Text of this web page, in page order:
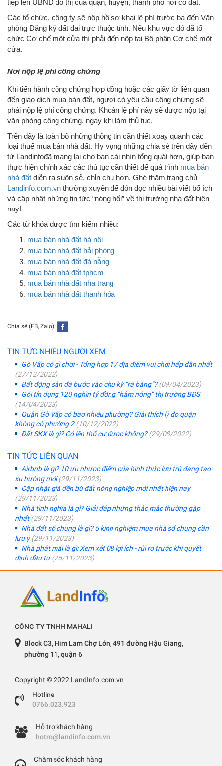
tiếp lên UBND đô thị của quận, huyện, thành phố nơi có đất.
Các tổ chức, công ty sẽ nộp hồ sơ khai lệ phí trước bạ đến Văn
phòng Đăng ký đất đai trực thuộc tỉnh. Nếu khu vực đó đã tổ
chức Cơ chế một cửa thì phải đến nộp tại Bộ phận Cơ chế một
cửa.
Nơi nộp lệ phí công chứng
Khi tiến hành công chứng hợp đồng hoặc các giấy tờ liên quan
đến giao dịch mua bán đất, người có yêu cầu công chứng sẽ
phải nộp lệ phí công chứng. Khoản lệ phí này sẽ được nộp tại
văn phòng công chứng, ngay khi làm thủ tục.
Trên đây là toàn bộ những thông tin cần thiết xoay quanh các
loại thuế mua bán nhà đất. Hy vọng những chia sẻ trên đây đến
từ Landinfođã mang lại cho bạn cái nhìn tổng quát hơn, giúp bạn
thực hiện chính xác các thủ tục cần thiết để quá trình mua bán
nhà đất diễn ra suôn sẻ, chỉn chu hơn. Ghé thăm trang chủ
Landinfo.com.vn thường xuyên để đón đọc nhiều bài viết bổ ích
và cập nhật những tin tức “nóng hổi” về thị trường nhà đất hiện
nay!
Các từ khóa được tìm kiếm nhiều:
mua bán nhà đất hà nội
mua bán nhà đất hải phòng
mua bán nhà đất đà nẵng
mua bán nhà đất tphcm
mua bán nhà đất nha trang
mua bán nhà đất thanh hóa
Chia sẽ (FB, Zalo)
TIN TỨC NHIỀU NGƯỜI XEM
Gò Vấp có gì chơi - Tổng hợp 17 địa điểm vui chơi hấp dẫn nhất
(27/12/2022)
Bất động sản đã bước vào chu kỳ “rã băng”?(09/04/2023)
Gói tín dụng 120 nghìn tỷ đồng “hâm nóng” thị trường BĐS
(14/04/2023)
Quận Gò Vấp có bao nhiêu phường? Giải thích lý do quận
không có phường 2(10/12/2022)
Đất SKX là gì? Có lên thổ cư được không?(29/08/2022)
TIN TỨC LIÊN QUAN
Airbnb là gì? 10 ưu nhược điểm của hình thức lưu trú đang tạo
xu hướng mới(29/11/2023)
Cập nhật giá đền bù đất nông nghiệp mới nhất hiện nay
(29/11/2023)
Nhà tình nghĩa là gì? Giải đáp những thắc mắc thường gặp
nhất(29/11/2023)
Nhà đất sổ chung là gì? 5 kinh nghiệm mua nhà sổ chung cần
lưu ý(29/11/2023)
Nhà phát mãi là gì: Xem xét 08 lợi ích - rủi ro trước khi quyết
định đầu tư(25/11/2023)
CÔNG TY TNHH MAHALI
Block C3, Him Lam Chợ Lớn, 491 đường Hậu Giang,
phường 11, quận 6
Copyright © 2022 LandInfo.com.vn
Hotline
0766.023.923
Hỗ trợ khách hàng
hotro@landinfo.com.vn
Chăm sóc khách hàng